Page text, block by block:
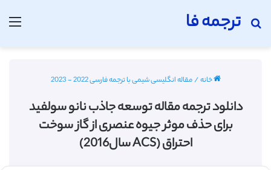
ترجمه فا
جستجو برای
خانه/مقاله انگلیسی شیمی با ترجمه فارسی 2022 - 2023
دانلود ترجمه مقاله توسعه جاذب نانو سولفید
برای حذف موثر جیوه عنصری از گاز سوخت
احتراق (ACS سال2016)